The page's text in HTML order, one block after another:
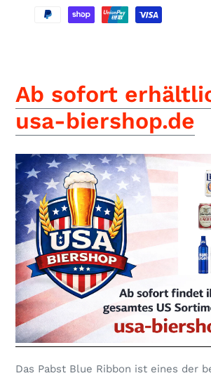
zum
Warenkorb
hinzugefügt
Ab sofort
usa-biershop.de
Das Pabst Blue Ribbon ist eines der